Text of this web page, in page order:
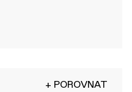
+ POROVNAT